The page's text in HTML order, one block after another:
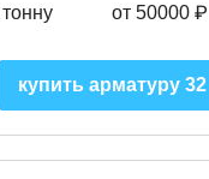
от 50000 ₽
купить арматуру 32